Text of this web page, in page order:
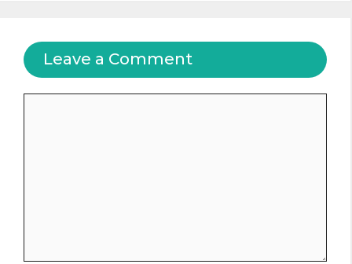
Leave a Comment